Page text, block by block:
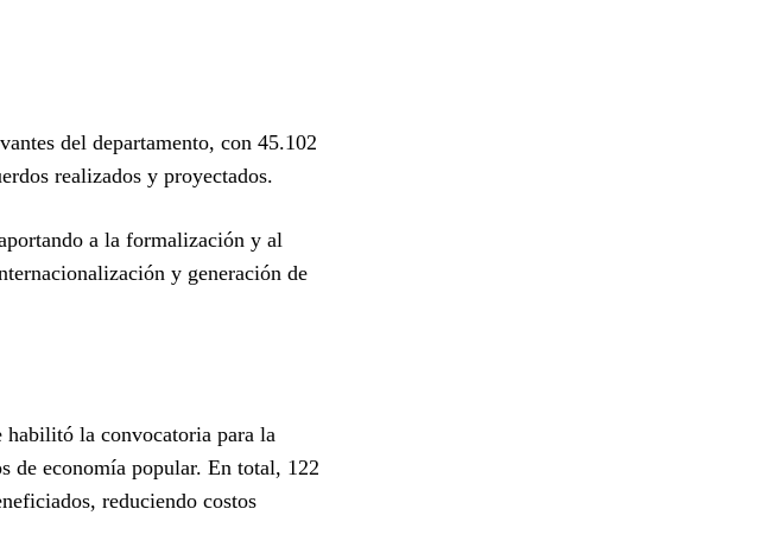
del departamento, con 45.102
realizados y proyectados.
a la formalización y al
y generación de
la convocatoria para la
de economía popular. En total, 122
reduciendo costos